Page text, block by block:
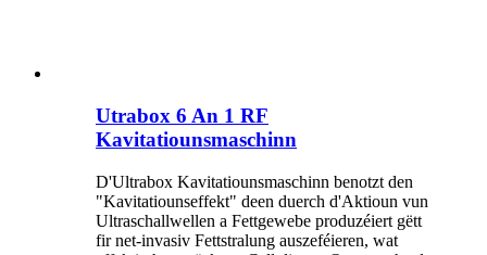
Utrabox 6 An 1 RF
Kavitatiounsmaschinn
D'Ultrabox Kavitatiounsmaschinn benotzt den
"Kavitatiounseffekt" deen duerch d'Aktioun vun
Ultraschallwellen a Fettgewebe produzéiert gëtt
fir net-invasiv Fettstralung auszeféieren, wat